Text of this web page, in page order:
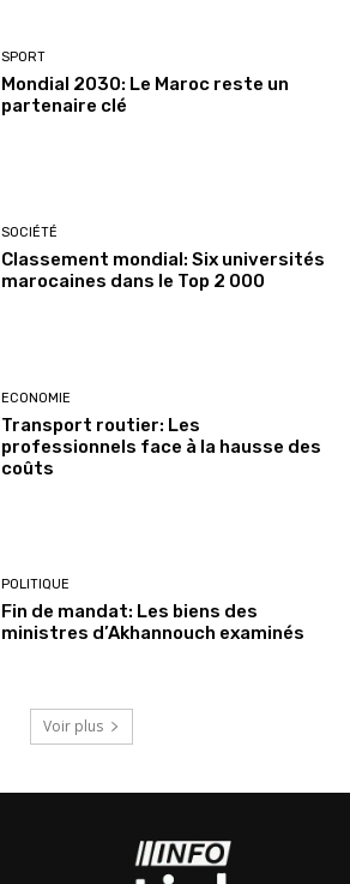
SPORT
Mondial 2030: Le Maroc reste un
partenaire clé
SOCIÉTÉ
Classement mondial: Six universités
marocaines dans le Top 2 000
ECONOMIE
Transport routier: Les
professionnels face à la hausse des
coûts
POLITIQUE
Fin de mandat: Les biens des
ministres d’Akhannouch examinés
Voir plus